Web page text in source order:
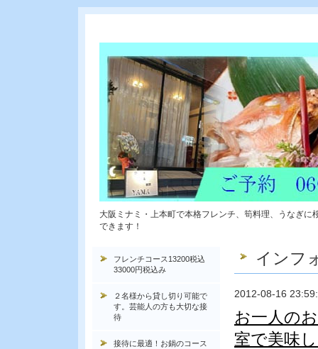
大阪ミナミ・上本町で本格フレンチ、筍料理、うなぎ
できます！
インフ
2012-08-16
お一人の
室で美味
フレンチコース13200税込
33000円税込み
２名様から貸し切り可能で
す。芸能人の方も大切な接
待
接待に最適！お鍋のコース